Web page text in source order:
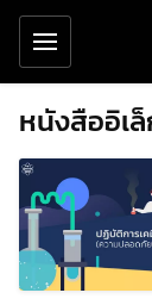
ข้ามไปยังเนื้อหาหลัก
เครื่องมือช่วยเหลือ
หนังสืออิเ